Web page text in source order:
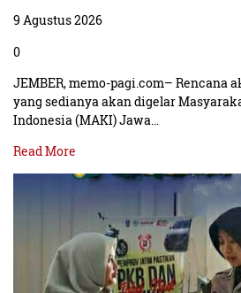
9 Agustus 2026
0
JEMBER, memo-pagi.com– Rencana
yang sedianya akan digelar
Indonesia (MAKI) Jawa…
Read More